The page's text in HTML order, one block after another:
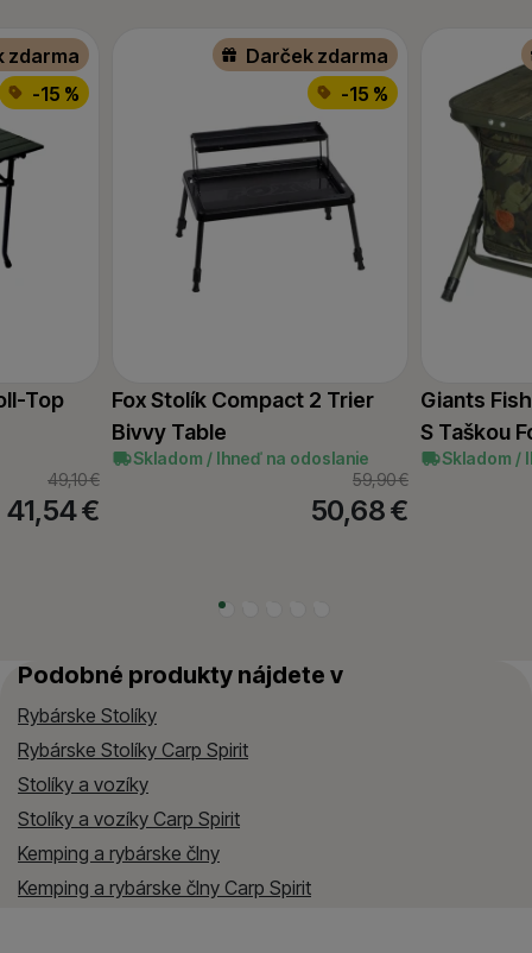
Darček zdarma
-15 %
Fox Stolík Compact 2 Trier
Bivvy Table
Skladom / Ihneď na odoslanie
59,90€
50,68€
Giants
S Taškou
Skladom /
zdarma
-15 %
Top
49,10€
41,54€
Podobné produkty nájdete v
Rybárske Stolíky
Rybárske Stolíky Carp Spirit
Stolíky a vozíky
Stolíky a vozíky Carp Spirit
Kemping a rybárske člny
Kemping a rybárske člny Carp Spirit